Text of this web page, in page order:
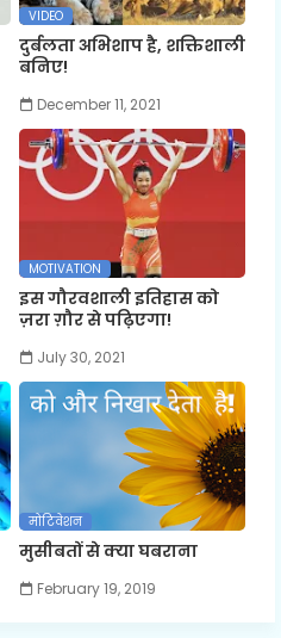
VIDEO
दुर्बलता अभिशाप है, शक्तिशाली
बनिए!
December 11, 2021
MOTIVATION
इस गौरवशाली इतिहास को
ज़रा ग़ौर से पढ़िएगा!
July 30, 2021
मोटिवेशन
मुसीबतों से क्या घबराना
February 19, 2019